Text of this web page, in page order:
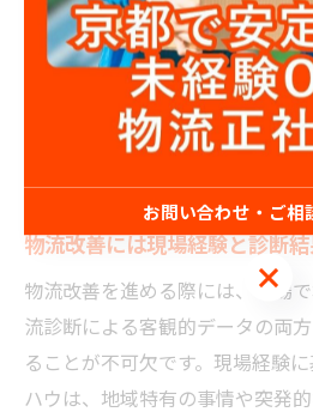
ッフの安全・安心な労働環境づ
さらに、最適化された物流体制
化にも波及効果をもたらします
や、地域特性に合わせた配送ネ
物流改善には現場経験と診断
物流改善を進める際には、現場
流診断による客観的データの両
ることが不可欠です。現場経験
ハウは、地域特有の事情や突発
お問い合わせ・ご相
お問い合わせ・ご相